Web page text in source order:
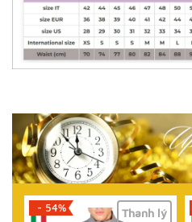
- 54% Thanh lý